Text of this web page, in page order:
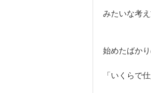
みたいな考
始めたばか
「いくらで